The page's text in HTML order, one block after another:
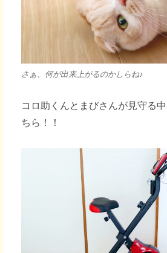
さぁ、何が出来上がるのかしらね♪
コロ助くんとまびさんが見守る
ちら！！